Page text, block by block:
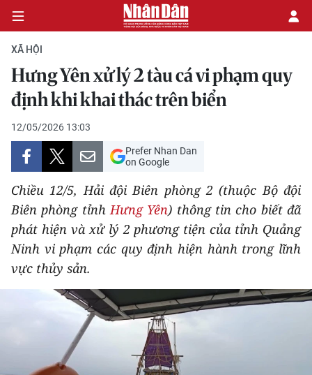
CHÍNH TRỊ
KINH TẾ
VĂN HÓA
XÃ HỘI
PHÁP LUẬT
DU LỊCH
THẾ GIỚI
GIÁO DỤC
XÃ HỘI
Hưng Yên xử lý 2 tàu cá vi phạm quy
định khi khai thác trên biển
12/05/2026 13:03
Prefer Nhan Dan
on Google
Chiều 12/5, Hải đội Biên phòng 2 (thuộc Bộ đội
Biên phòng tỉnhHưng Yên) thông tin cho biết đã
phát hiện và xử lý 2 phương tiện của tỉnh Quảng
Ninh vi phạm các quy định hiện hành trong lĩnh
vực thủy sản.